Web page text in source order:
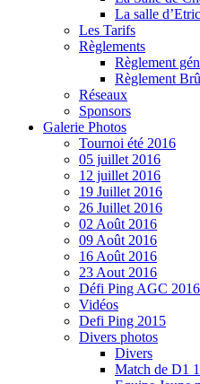
La salle
Les Tarifs
Règlements
Règlement
Règlement
Réseaux
Sponsors
Galerie Photos
Tournoi été 2016
05 juillet 2016
12 juillet 2016
19 Juillet 2016
26 Juillet 2016
02 Août 2016
09 Août 2016
16 Août 2016
23 Aout 2016
Défi Ping AGC 2016
Vidéos
Defi Ping 2015
Divers photos
Divers
Match de D1